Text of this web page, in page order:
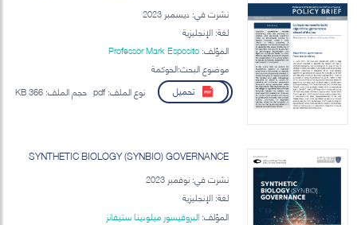
نشرت في: ديسمبر 2023
لغة: الإنجليزية
المؤلف: Professor Mark Esposito
موضوع البحث:الحوكمة
تحميل
نوع الملف: حجم الملف:
SYNTHETIC BIOLOGY (SYNBIO) GOVERNANCE
نشرت في: نوفمبر 2023
لغة: الإنجليزية
المؤلف: البروفيسور ميلودينا ستيفانز